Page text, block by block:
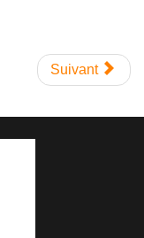
Suivant